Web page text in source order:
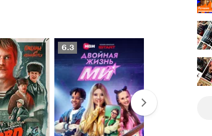
Рейтинг
Кинопоиска
6.3
Кинопоиска